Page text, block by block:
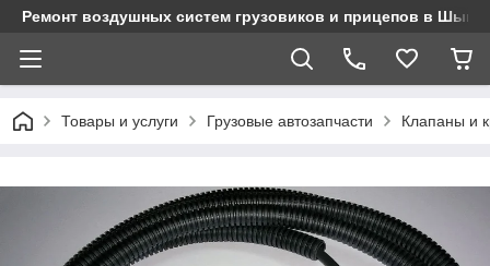
Ремонт воздушных систем грузовиков и прицепов в
Товары и услуги Грузовые автозапчасти Клапаны и